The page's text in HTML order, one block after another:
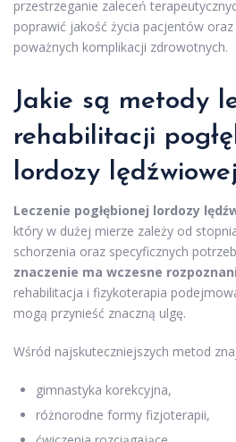
przestrzeganie zaleceń
poprawić jakość życia pacjentów
poważnych komplikacji zdrowotnych.
Jakie są metody
rehabilitacji
lordozy
Leczenie pogłębionej lordozy
który w dużej mierze zależy od
schorzenia oraz specyficznych
znaczenie ma wczesne
rehabilitacja i fizykoterapia
mogą przynieść znaczną ulgę.
Wśród najskuteczniejszych metod
gimnastyka korekcyjna,
różnorodne formy fizjoterapii,